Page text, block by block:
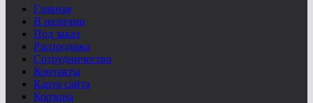
Главная
В наличии
Под заказ
Распродажа
Сотрудничество
Контакты
Карта сайта
Корзина